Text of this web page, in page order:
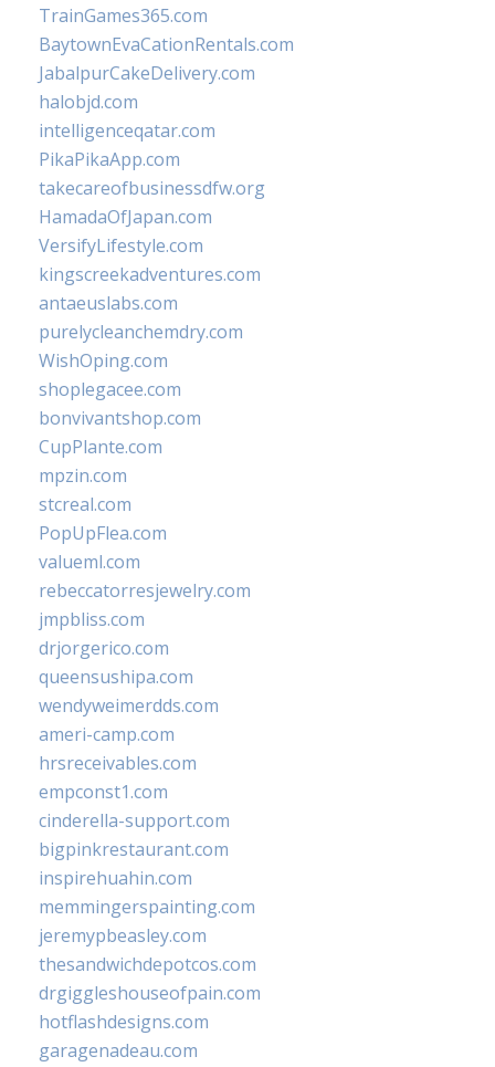
TrainGames365.com
BaytownEvaCationRentals.com
JabalpurCakeDelivery.com
halobjd.com
intelligenceqatar.com
PikaPikaApp.com
takecareofbusinessdfw.org
HamadaOfJapan.com
VersifyLifestyle.com
kingscreekadventures.com
antaeuslabs.com
purelycleanchemdry.com
WishOping.com
shoplegacee.com
bonvivantshop.com
CupPlante.com
mpzin.com
stcreal.com
PopUpFlea.com
valueml.com
rebeccatorresjewelry.com
jmpbliss.com
drjorgerico.com
queensushipa.com
wendyweimerdds.com
ameri-camp.com
hrsreceivables.com
empconst1.com
cinderella-support.com
bigpinkrestaurant.com
inspirehuahin.com
memmingerspainting.com
jeremypbeasley.com
thesandwichdepotcos.com
drgiggleshouseofpain.com
hotflashdesigns.com
garagenadeau.com